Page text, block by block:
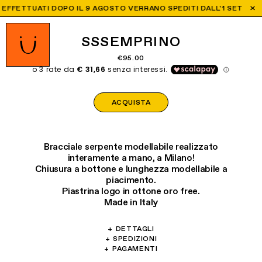
DOPO IL 9 AGOSTO VERRANO SPEDITI DALL'1 SETTEMBRE
SSSEMPRINO
€95.00
ACQUISTA
Bracciale serpente modellabile realizzato
interamente a mano, a Milano!
Chiusura a bottone e lunghezza modellabile a
piacimento.
Piastrina logo in ottone oro free.
Made in Italy
+ DETTAGLI
Materiali: Ottone, vetro, carta, perle di fiume.
Lunghezza totale: 22 cm
+ SPEDIZIONI
Offriamo spedizioni in tutto il mondo:
+ PAGAMENTI